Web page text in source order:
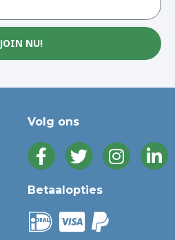
JOIN NU!
Volg ons
Betaalopties